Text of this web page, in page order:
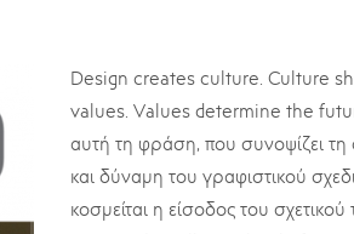
Design creates culture. Culture
values. Values determine the
αυτή τη φράση, που συνοψίζει τη
και δύναμη του γραφιστικού
κοσμείται η είσοδος του σχετικού